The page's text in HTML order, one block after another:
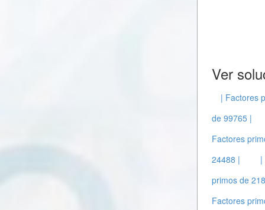
Ver
| Factores
de 99765 |
Factores
24488 |
|
primos de
Factores